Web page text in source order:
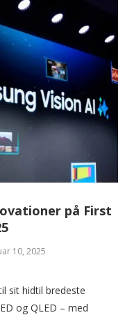
på First
10, 2025
sit hidtil bredeste
og QLED – med